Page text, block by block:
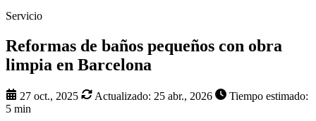
Servicio
Reformas de baños pequeños con obra
limpia en Barcelona
27 oct., 2025 Actualizado: 25 abr., 2026
Tiempo estimado:
5 min